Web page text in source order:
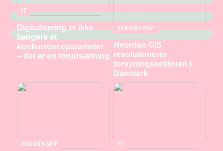
IT
Digitalisering er ikke
længere et
konkurrenceparameter
– det er en forudsætning
TEKNOLOGI
Hvordan GIS
revolutionerer
forsyningssektoren i
Danmark
TENDENSER IT